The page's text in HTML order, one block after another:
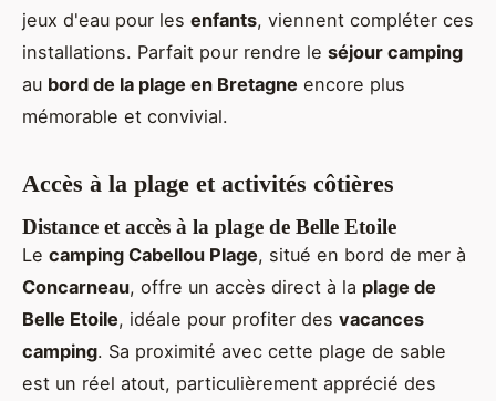
jeux d'eau pour les enfants, viennent compléter ces
installations. Parfait pour rendre le séjour camping
au bord de la plage en Bretagne encore plus
mémorable et convivial.
Accès à la plage et activités côtières
Distance et accès à la plage de Belle Etoile
Le camping Cabellou Plage, situé en bord de mer à
Concarneau, offre un accès direct à la plage de
Belle Etoile, idéale pour profiter des vacances
camping. Sa proximité avec cette plage de sable
est un réel atout, particulièrement apprécié des